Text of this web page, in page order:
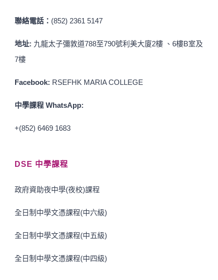
聯絡電話： (852) 2361 5147
地址: 九龍太子彌敦道788至790號利美大廈2樓 、6樓B室及
7樓
Facebook: RSEFHK MARIA COLLEGE
中學課程 WhatsApp:
+(852) 6469 1683
DSE 中學課程
政府資助夜中學(夜校)課程
全日制中學文憑課程(中六級)
全日制中學文憑課程(中五級)
全日制中學文憑課程(中四級)